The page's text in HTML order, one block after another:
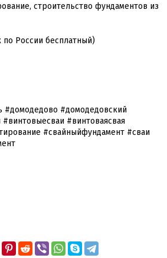
строительство фундаментов из
по России бесплатный)
#домодедово #домодедовский
#винтоваясвая
#свайныйфундамент #сваи